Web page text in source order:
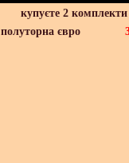
купуєте 2
полуторна євро